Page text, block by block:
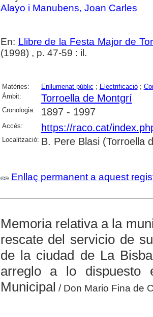
Alayo i Manubens, Joan Carles
En: Llibre de la Festa Major de
(1998) , p. 47-59 : il.
Matèries: Enllumenat públic ; Electrificació;
Àmbit:
Torroella de Montgrí
Cronologia: 1897 - 1997
Accés: https://raco.cat/
Localització: B. Pere Blasi (Torroella
Enllaç permanent a aquest
Memoria relativa a la
rescate del servicio de
de la ciudad de La
arreglo a lo dispuesto
Municipal / Don Mario Fina de